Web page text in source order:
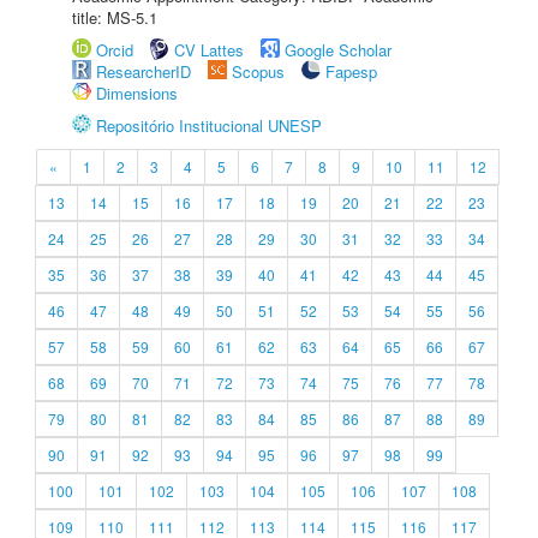
title: MS-5.1
Orcid
CV Lattes
Google Scholar
ResearcherID
Scopus
Fapesp
Dimensions
Repositório Institucional UNESP
« 1 2 3 4 5 6 7 8 9 10 11
12
13
14 15 16 17 18 19 20 21 22
23
24
25 26 27 28 29 30 31 32 33
34
35
36 37 38 39 40 41 42 43 44
45
46
47 48 49 50 51 52 53 54 55
56
57
58 59 60 61 62 63 64 65 66
67
68
69 70 71 72 73 74 75 76 77
78
79
80 81 82 83 84 85 86 87 88
89
90
91 92 93 94 95 96 97 98
99
100
101 102 103 104 105 106 107
108
109
110 111 112 113 114 115 116
117